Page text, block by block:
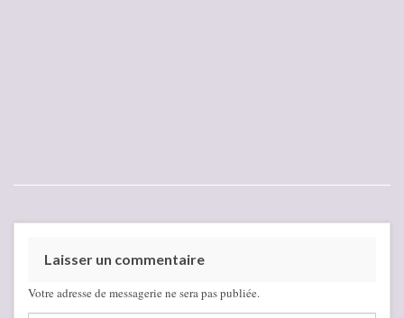
Laisser un commentaire
Votre adresse de messagerie ne sera pas publiée.